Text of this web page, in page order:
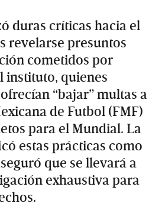
duras críticas hacia el
revelarse presuntos
cometidos por
instituto, quienes
“bajar” multas a
de Futbol (FMF)
para el Mundial. La
estas prácticas como
que se llevará a
exhaustiva para